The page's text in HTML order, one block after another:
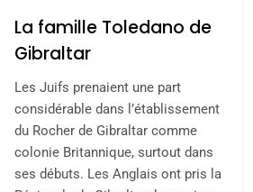
La famille Toledano de
Gibraltar
Les Juifs prenaient une part
considérable dans l’établissement
du Rocher de Gibraltar comme
colonie Britannique, surtout dans
ses débuts. Les Anglais ont pris la